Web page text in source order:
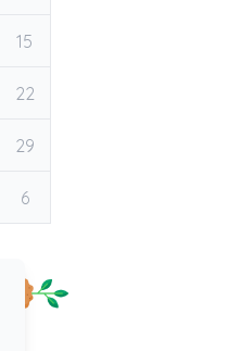
15
22
29
6